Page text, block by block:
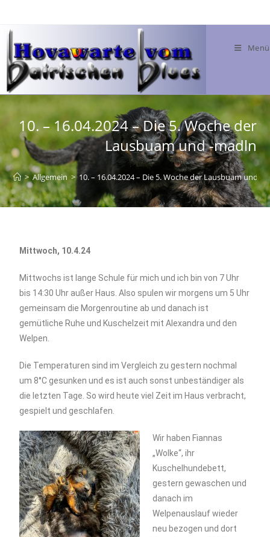
Menü
10. – 16.04.2024 – Die 5. Woche der
Lausbuam und -madln
> Allgemein > 10. – 16.04.2024 – Die 5. Woche der Lausbuam und -
Mittwoch, 10.4.24
Mittwochs ist lange Schule für mich und ich bin von 7 Uhr
bis 14:30 Uhr außer Haus. Also spulen wir morgens um 5 Uhr
gemeinsam die Morgenroutine ab und danach ist
gemütliche Ruhe und Kuschelzeit mit Alexandra und den
Welpen.
Die Temperaturen sind im Vergleich zu gestern nochmal
um 8°C gesunken und es ist auch sonst unbeständiger als
die letzten Tage. So wird heute viel Zeit im Haus verbracht,
gespielt und geschlafen.
Wir haben Fiannas
„Wolke“, ihr
Kuschelhundebett,
gestern gewaschen und
danach im
Welpenauslauf wieder
neu bezogen und dort